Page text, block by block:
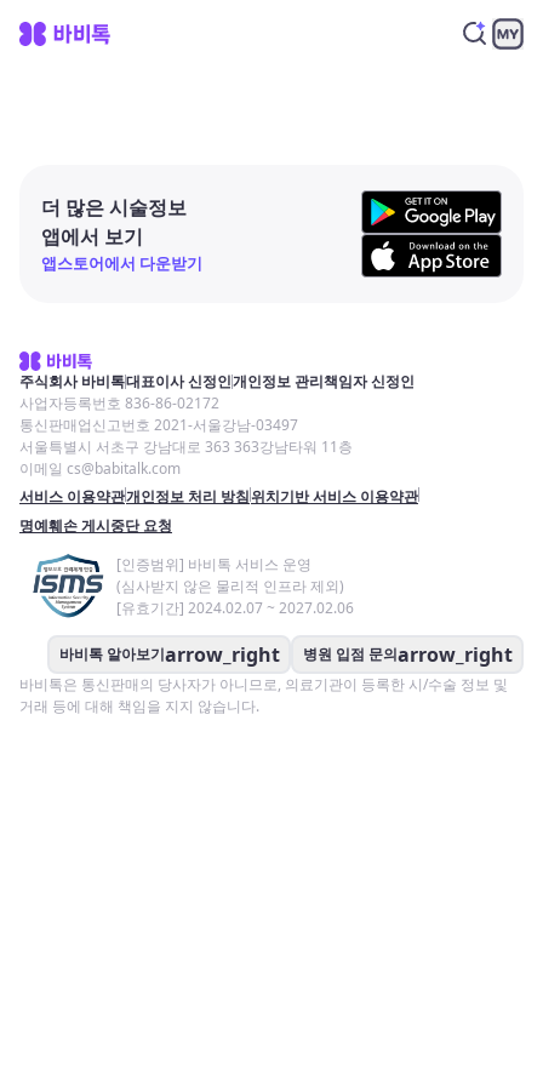
더 많은 시술정보
앱에서 보기
앱스토어에서 다운받기
주식회사 바비톡대표이사 신정인개인정보 관리책임자 신정인
사업자등록번호 836-86-02172
통신판매업신고번호 2021-서울강남-03497
서울특별시 서초구 강남대로 363 363강남타워 11층
이메일 cs@babitalk.com
서비스 이용약관개인정보 처리 방침위치기반 서비스 이용약관
명예훼손 게시중단 요청
[인증범위] 바비톡 서비스 운영
(심사받지 않은 물리적 인프라 제외)
[유효기간] 2024.02.07 ~ 2027.02.06
바비톡 알아보기arrow_right 병원 입점 문의arrow_right
바비톡은 통신판매의 당사자가 아니므로, 의료기관이 등록한 시/수술 정보 및
거래 등에 대해 책임을 지지 않습니다.